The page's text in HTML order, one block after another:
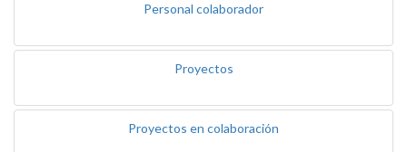
Personal colaborador
Proyectos
Proyectos en colaboración